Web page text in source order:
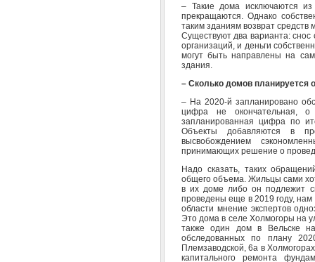
– Такие дома исключаются
прекращаются. Однако
таким зданиям возврат средств
Существуют два варианта:
организаций, и деньги
могут быть направлены на
здания.
– Сколько домов планируется
– На 2020-й запланировано
цифра не окончательная, о
запланированная цифра по
Объекты добавляются в
высвобождением
принимающих решение о
Надо сказать, таких
общего объема. Жильцы сами
в их доме либо он подлежит
проведены еще в 2019 году,
области мнение экспертов
Это дома в селе Холмогоры на
также один дом в Вельске
обследованных по плану
Племзаводской, 6а в
капитального ремонта